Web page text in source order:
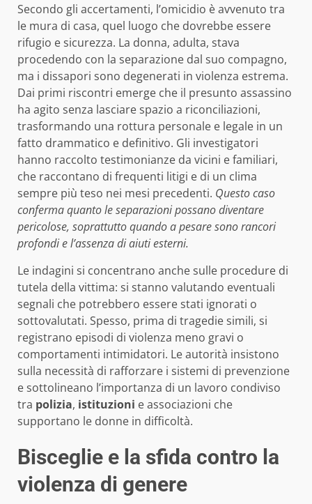
Secondo gli accertamenti, l’omicidio è avvenuto tra
le mura di casa, quel luogo che dovrebbe essere
rifugio e sicurezza. La donna, adulta, stava
procedendo con la separazione dal suo compagno,
ma i dissapori sono degenerati in violenza estrema.
Dai primi riscontri emerge che il presunto assassino
ha agito senza lasciare spazio a riconciliazioni,
trasformando una rottura personale e legale in un
fatto drammatico e definitivo. Gli investigatori
hanno raccolto testimonianze da vicini e familiari,
che raccontano di frequenti litigi e di un clima
sempre più teso nei mesi precedenti. Questo caso
conferma quanto le separazioni possano diventare
pericolose, soprattutto quando a pesare sono rancori
profondi e l’assenza di aiuti esterni.
Le indagini si concentrano anche sulle procedure di
tutela della vittima: si stanno valutando eventuali
segnali che potrebbero essere stati ignorati o
sottovalutati. Spesso, prima di tragedie simili, si
registrano episodi di violenza meno gravi o
comportamenti intimidatori. Le autorità insistono
sulla necessità di rafforzare i sistemi di prevenzione
e sottolineano l’importanza di un lavoro condiviso
tra polizia, istituzioni e associazioni che
supportano le donne in difficoltà.
Bisceglie e la sfida contro la
violenza di genere